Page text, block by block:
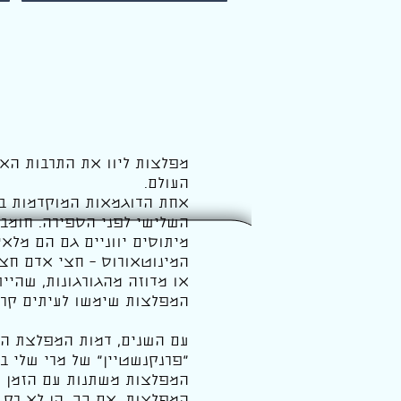
מפלצות ליוו את התרבות
העולם.
אחת הדוגמאות המוקדמות
השלישי לפני הספירה.
מיתוסים יווניים גם הם
המינוטאורוס – חצי אדם
או מדוזה מהגורגונות,
המפלצות שימשו לעיתים
עם השנים, דמות המפלצת
המפלצות משתנות עם